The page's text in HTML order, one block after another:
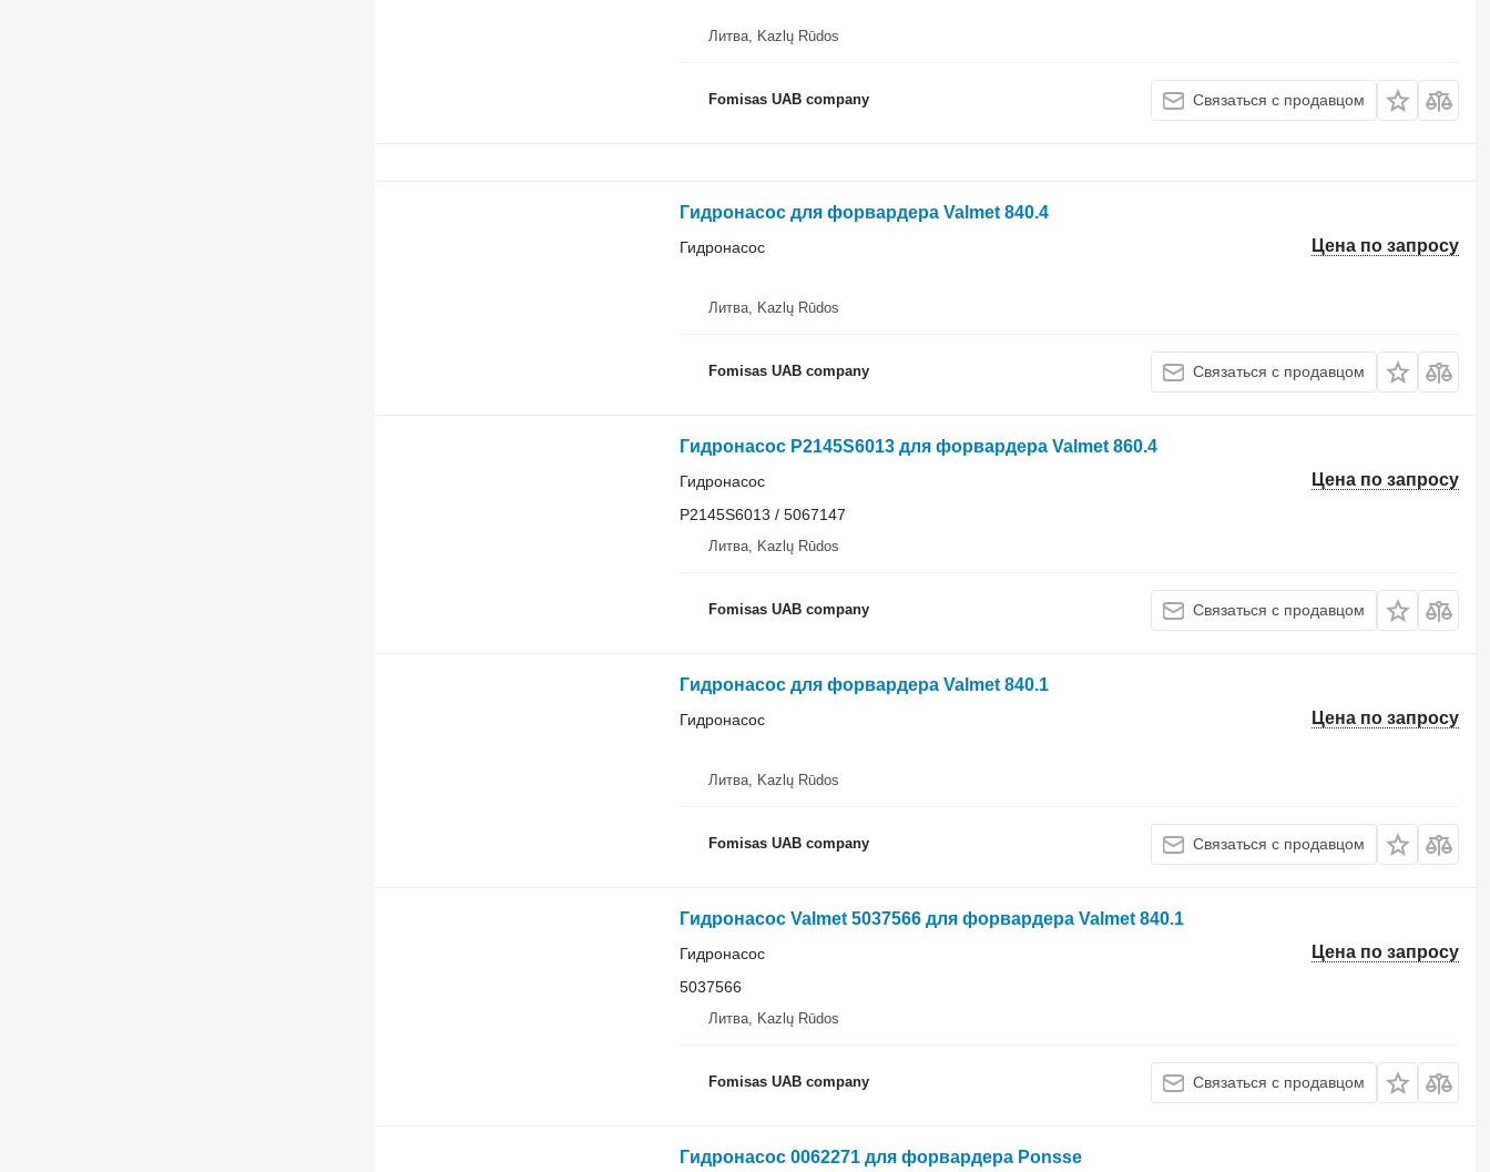
Литва, Kazlų Rūdos
Fomisas UAB company Связаться с продавцом
Гидронасос для форвардера Valmet 840.4
Цена по запросу
Гидронасос
Литва, Kazlų Rūdos
Fomisas UAB company Связаться с продавцом
Гидронасос P2145S6013 для форвардера Valmet 860.4
Цена по запросу
Гидронасос
P2145S6013 / 5067147
Литва, Kazlų Rūdos
Fomisas UAB company Связаться с продавцом
Гидронасос для форвардера Valmet 840.1
Цена по запросу
Гидронасос
Литва, Kazlų Rūdos
Fomisas UAB company Связаться с продавцом
Гидронасос Valmet 5037566 для форвардера Valmet 840.1
Цена по запросу
Гидронасос
5037566
Литва, Kazlų Rūdos
Fomisas UAB company Связаться с продавцом
Гидронасос 0062271 для форвардера Ponsse